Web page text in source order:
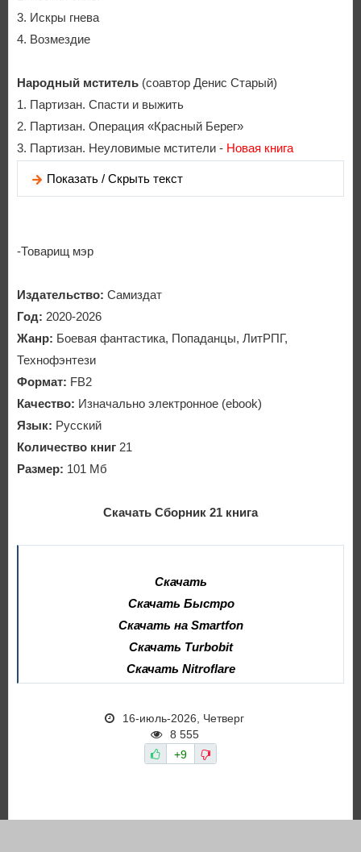
3. Искры гнева
4. Возмездие
Народный мститель (соавтор Денис Старый)
1. Партизан. Спасти и выжить
2. Партизан. Операция «Красный Берег»
3. Партизан. Неуловимые мстители - Новая книга
Показать / Скрыть текст
-Товарищ мэр
Издательство: Самиздат
Год: 2020-2026
Жанр: Боевая фантастика, Попаданцы, ЛитРПГ,
Технофэнтези
Формат: FB2
Качество: Изначально электронное (ebook)
Язык: Русский
Количество книг 21
Размер: 101 Мб
Скачать Сборник 21 книга
Скачать
Скачать Быстро
Скачать на Smartfon
Скачать Turbobit
Скачать Nitroflare
16-июль-2026, Четверг
8 555
+9